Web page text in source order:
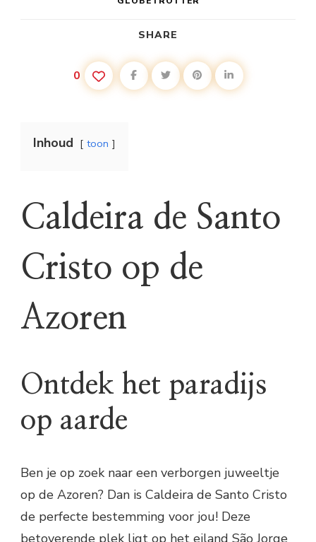
SHARE
0
Inhoud toon
Caldeira de Santo
Cristo op de
Azoren
Ontdek het paradijs
op aarde
Ben je op zoek naar een verborgen juweeltje
op de Azoren? Dan is Caldeira de Santo Cristo
de perfecte bestemming voor jou! Deze
betoverende plek ligt op het eiland São Jorge